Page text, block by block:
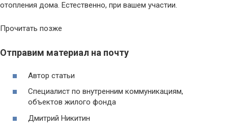
отопления дома. Естественно, при вашем участии.
Прочитать позже
Отправим материал на почту
Автор статьи
Специалист по внутренним коммуникациям,
объектов жилого фонда
Дмитрий Никитин